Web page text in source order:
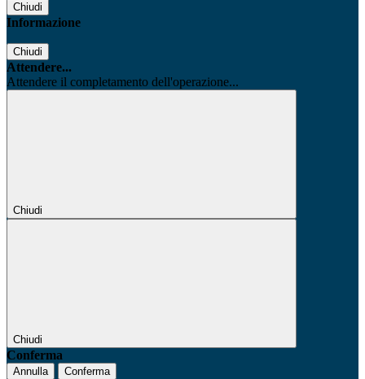
Chiudi
Informazione
Chiudi
Attendere...
Attendere il completamento dell'operazione...
Chiudi
Chiudi
Conferma
Annulla Conferma